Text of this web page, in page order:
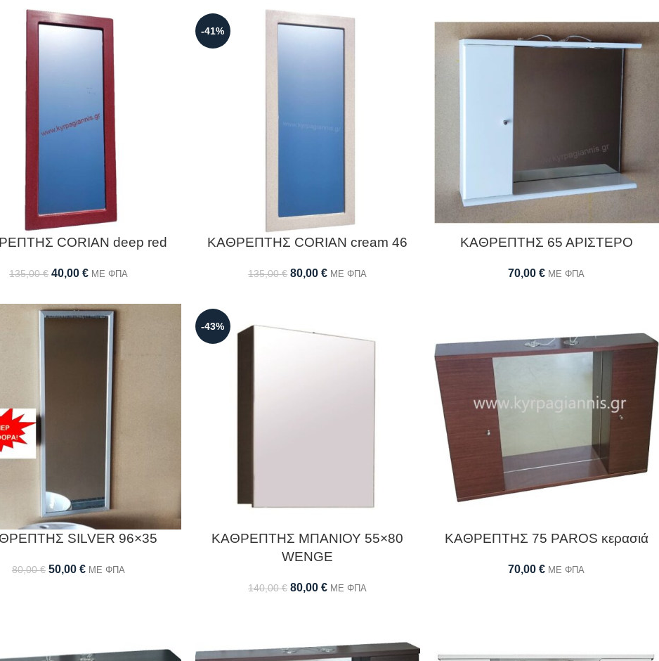
CORIAN deep red
135,00€ 40,00€ ΜΕ ΦΠΑ
-41%
ΚΑΘΡΕΠΤΗΣ CORIAN cream 46
135,00€ 80,00€ ΜΕ ΦΠΑ
ΚΑΘΡΕΠΤΗΣ 65 ΑΡΙΣΤΕΡΟ
70,00€ ΜΕ ΦΠΑ
SILVER 96×35
80,00€ 50,00€ ΜΕ ΦΠΑ
-43%
ΚΑΘΡΕΠΤΗΣ ΜΠΑΝΙΟΥ 55×80
WENGE
140,00€ 80,00€ ΜΕ ΦΠΑ
ΚΑΘΡΕΠΤΗΣ 75 PAROS κερασιά
70,00€ ΜΕ ΦΠΑ